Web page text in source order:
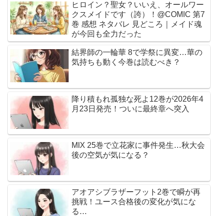
ヒロイン？聖女？いいえ、オールワー
クスメイドです（誇）！@COMIC 第7
巻 感想 ネタバレ 見どころ｜メイド魂
が今回も全力だった
結界師の一輪華 8で学祭に異変…華の
気持ちも動く今巻は読むべき？
降り積もれ孤独な死よ12巻が2026年4
月23日発売！ついに最終章へ突入
MIX 25巻で立花家に事件発生…秋大会
後の空気が気になる？
アオアシブラザーフット2巻で瞬が再
挑戦！ユース合格後の変化が気にな
る…